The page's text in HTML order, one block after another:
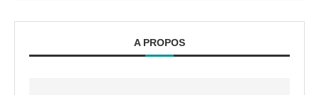
A PROPOS